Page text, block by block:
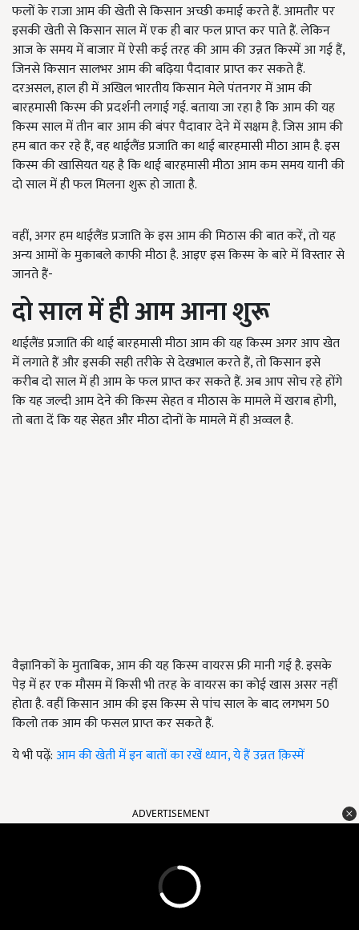
फलों के राजा आम की खेती से किसान अच्छी कमाई करते हैं. आमतौर पर
इसकी खेती से किसान साल में एक ही बार फल प्राप्त कर पाते हैं. लेकिन
आज के समय में बाजार में ऐसी कई तरह की आम की उन्नत किस्में आ गई हैं,
जिनसे किसान सालभर आम की बढ़िया पैदावार प्राप्त कर सकते हैं.
दरअसल, हाल ही में अखिल भारतीय किसान मेले पंतनगर में आम की
बारहमासी किस्म की प्रदर्शनी लगाई गई. बताया जा रहा है कि आम की यह
किस्म साल में तीन बार आम की बंपर पैदावार देने में सक्षम है. जिस आम की
हम बात कर रहे हैं, वह थाईलैंड प्रजाति का थाई बारहमासी मीठा आम है. इस
किस्म की खासियत यह है कि थाई बारहमासी मीठा आम कम समय यानी की
दो साल में ही फल मिलना शुरू हो जाता है.
वहीं, अगर हम थाईलैंड प्रजाति के इस आम की मिठास की बात करें, तो यह
अन्य आमों के मुकाबले काफी मीठा है. आइए इस किस्म के बारे में विस्तार से
जानते हैं-
दो साल में ही आम आना शुरू
थाईलैंड प्रजाति की थाई बारहमासी मीठा आम की यह किस्म अगर आप खेत
में लगाते हैं और इसकी सही तरीके से देखभाल करते हैं, तो किसान इसे
करीब दो साल में ही आम के फल प्राप्त कर सकते हैं. अब आप सोच रहे होंगे
कि यह जल्दी आम देने की किस्म सेहत व मीठास के मामले में खराब होगी,
तो बता दें कि यह सेहत और मीठा दोनों के मामले में ही अव्वल है.
वैज्ञानिकों के मुताबिक, आम की यह किस्म वायरस फ्री मानी गई है. इसके
पेड़ में हर एक मौसम में किसी भी तरह के वायरस का कोई खास असर नहीं
होता है. वहीं किसान आम की इस किस्म से पांच साल के बाद लगभग 50
किलो तक आम की फसल प्राप्त कर सकते हैं.
ये भी पढ़ें: आम की खेती में इन बातों का रखें ध्यान, ये हैं उन्नत क़िस्में
ADVERTISEMENT